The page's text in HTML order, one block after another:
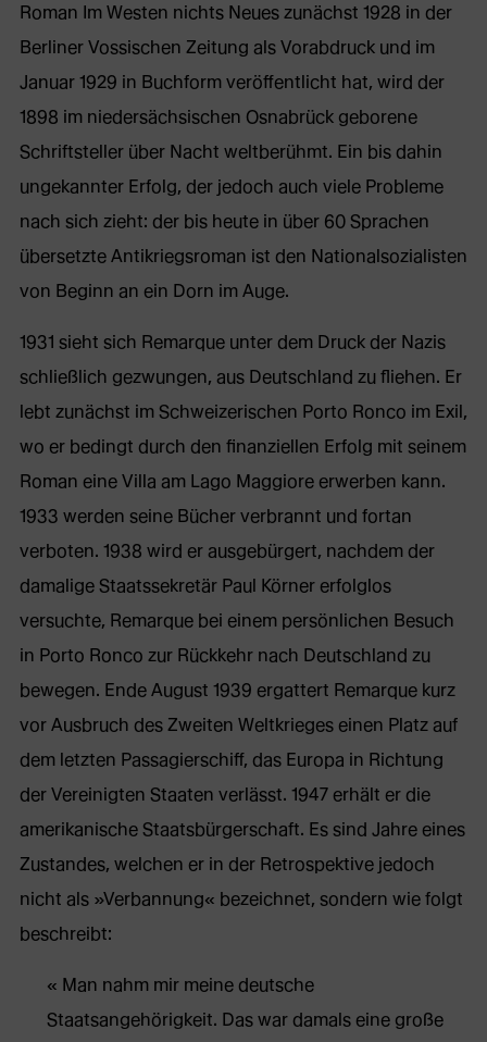
Roman Im Westen nichts Neues zunächst 1928 in der
Berliner Vossischen Zeitung als Vorabdruck und im
Januar 1929 in Buchform veröffentlicht hat, wird der
1898 im niedersächsischen Osnabrück geborene
Schriftsteller über Nacht weltberühmt. Ein bis dahin
ungekannter Erfolg, der jedoch auch viele Probleme
nach sich zieht: der bis heute in über 60 Sprachen
übersetzte Antikriegsroman ist den Nationalsozialisten
von Beginn an ein Dorn im Auge.
1931 sieht sich Remarque unter dem Druck der Nazis
schließlich gezwungen, aus Deutschland zu fliehen. Er
lebt zunächst im Schweizerischen Porto Ronco im Exil,
wo er bedingt durch den finanziellen Erfolg mit seinem
Roman eine Villa am Lago Maggiore erwerben kann.
1933 werden seine Bücher verbrannt und fortan
verboten. 1938 wird er ausgebürgert, nachdem der
damalige Staatssekretär Paul Körner erfolglos
versuchte, Remarque bei einem persönlichen Besuch
in Porto Ronco zur Rückkehr nach Deutschland zu
bewegen. Ende August 1939 ergattert Remarque kurz
vor Ausbruch des Zweiten Weltkrieges einen Platz auf
dem letzten Passagierschiff, das Europa in Richtung
der Vereinigten Staaten verlässt. 1947 erhält er die
amerikanische Staatsbürgerschaft. Es sind Jahre eines
Zustandes, welchen er in der Retrospektive jedoch
nicht als »Verbannung« bezeichnet, sondern wie folgt
beschreibt:
Man nahm mir meine deutsche
Staatsangehörigkeit. Das war damals eine große